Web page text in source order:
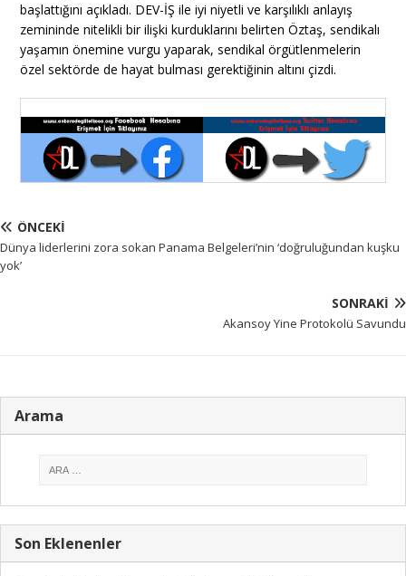
başlattığını açıkladı. DEV-İŞ ile iyi niyetli ve karşılıklı anlayış
zemininde nitelikli bir ilişki kurduklarını belirten Öztaş, sendikalı
yaşamın önemine vurgu yaparak, sendikal örgütlenmelerin
özel sektörde de hayat bulması gerektiğinin altını çizdi.
ÖNCEKI
Dünya liderlerini zora sokan Panama Belgeleri’nin ‘doğruluğundan kuşku
yok’
SONRAKI
Akansoy Yine Protokolü Savundu
Arama
Son Eklenenler